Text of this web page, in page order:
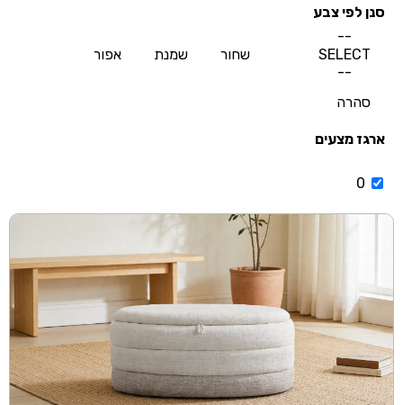
סנן לפי צבע
--
SELECT
--
שחור שמנת אפור
סהרה
ארגז מצעים
0